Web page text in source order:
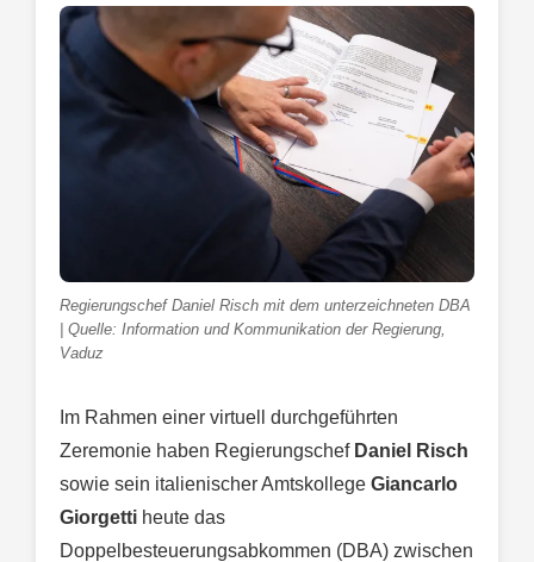
Regierungschef Daniel Risch mit dem unterzeichneten DBA
| Quelle: Information und Kommunikation der Regierung,
Vaduz
Im Rahmen einer virtuell durchgeführten
Zeremonie haben Regierungschef Daniel Risch
sowie sein italienischer Amtskollege Giancarlo
Giorgetti heute das
Doppelbesteuerungsabkommen (DBA) zwischen